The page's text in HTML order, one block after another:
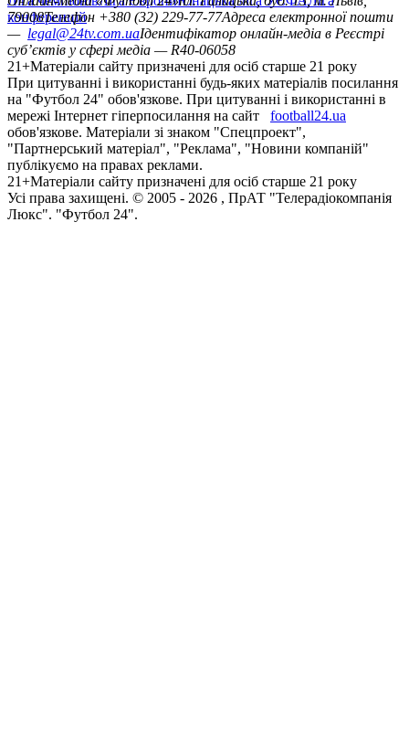
конференцій
79008Телефон +380 (32) 229-77-77Адреса електронної пошти
— legal@24tv.com.uaІдентифікатор онлайн-медіа в Реєстрі
суб’єктів у сфері медіа — R40-06058
21+Матеріали сайту призначені для осіб старше 21 року
При цитуванні і використанні будь-яких матеріалів посилання
на "Футбол 24" обов'язкове. При цитуванні і використанні в
мережі Інтернет гіперпосилання на сайт
football24.ua
обов'язкове. Матеріали зі знаком "Спецпроект",
"Партнерський матеріал", "Реклама", "Новини компаній"
публікуємо на правах реклами.
21+Матеріали сайту призначені для осіб старше 21 року
Усi права захищенi. © 2005 - 2026 , ПрАТ "Телерадіокомпанія
Люкс". "Футбол 24".